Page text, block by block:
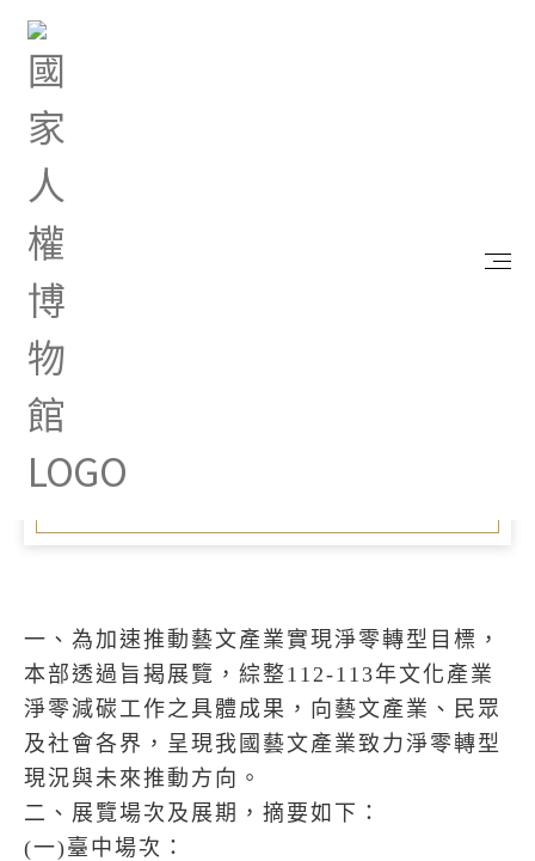
首頁
中及高雄場次，歡迎前往觀展！
Apr 09, 2025 |
業淨零減碳路徑展」臺中及
高雄場次，歡迎前往觀展！
一、為加速推動藝文產業實現淨零轉型目標，
本部透過旨揭展覽，綜整112-113年文化產業
淨零減碳工作之具體成果，向藝文產業、民眾
及社會各界，呈現我國藝文產業致力淨零轉型
現況與未來推動方向。
二、展覽場次及展期，摘要如下：
(一)臺中場次：